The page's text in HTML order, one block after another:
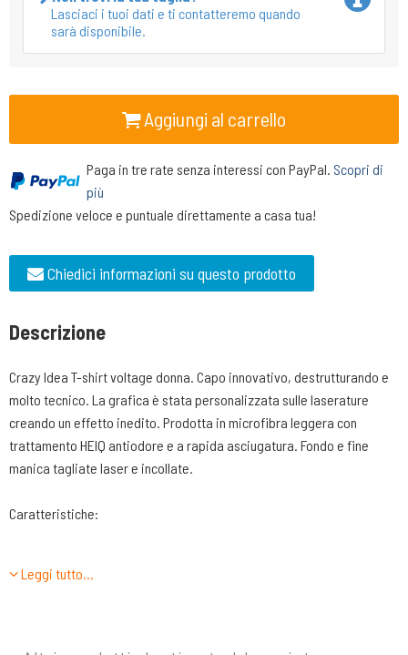
Lasciaci i tuoi dati e ti contatteremo quando
sarà disponibile.
Aggiungi al carrello
Paga in tre rate senza interessi con PayPal. Scopri di
più
Spedizione veloce e puntuale direttamente a casa tua!
Chiedici informazioni su questo prodotto
Descrizione
Crazy Idea T-shirt voltage donna. Capo innovativo, destrutturando e
molto tecnico. La grafica è stata personalizzata sulle laserature
creando un effetto inedito. Prodotta in microfibra leggera con
trattamento HEIQ antiodore e a rapida asciugatura. Fondo e fine
manica tagliate laser e incollate.
Caratteristiche:
Body mapping a laseratura differenziata
Leggi tutto…